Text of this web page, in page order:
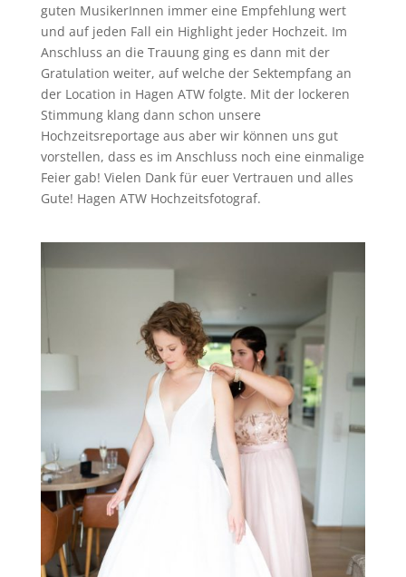
guten MusikerInnen immer eine Empfehlung wert
und auf jeden Fall ein Highlight jeder Hochzeit. Im
Anschluss an die Trauung ging es dann mit der
Gratulation weiter, auf welche der Sektempfang an
der Location in Hagen ATW folgte. Mit der lockeren
Stimmung klang dann schon unsere
Hochzeitsreportage aus aber wir können uns gut
vorstellen, dass es im Anschluss noch eine einmalige
Feier gab! Vielen Dank für euer Vertrauen und alles
Gute! Hagen ATW Hochzeitsfotograf.